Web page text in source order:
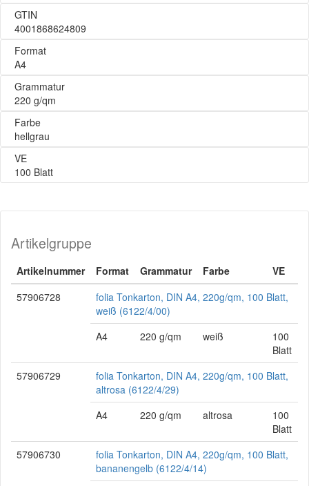
GTIN
4001868624809
Format
A4
Grammatur
220 g/qm
Farbe
hellgrau
VE
100 Blatt
Artikelgruppe
Artikelnummer Format Grammatur Farbe
VE
57906728
folia Tonkarton, DIN A4, 220g/qm, 100 Blatt,
weiß (6122/4/00)
A4
220 g/qm weiß
100
Blatt
57906729
folia Tonkarton, DIN A4, 220g/qm, 100 Blatt,
altrosa (6122/4/29)
A4
220 g/qm altrosa
100
Blatt
57906730
folia Tonkarton, DIN A4, 220g/qm, 100 Blatt,
bananengelb (6122/4/14)